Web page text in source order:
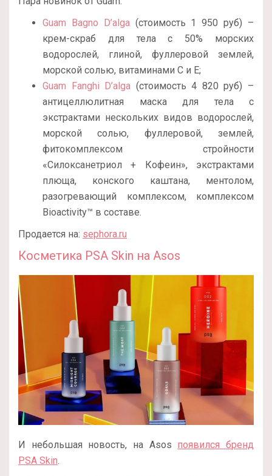
Guam Bagno D’alga (стоимость 1 950 руб) –
крем-скраб для тела с 50% морских
водорослей, глиной, фуллеровой землей,
морской солью, витаминами С и Е;
Guam Fanghi D’alga (стоимость 4 820 руб) –
антицеллюлитная маска для тела с
экстрактами нескольких видов водорослей,
морской солью, фуллеровой, землей,
фитокомплексом стройности
«Силоксанетриол + Кофеин», экстрактами
плюща, конского каштана, ментолом,
разогревающий комплексом, комплексом
Bioactivity™ в составе.
Продается на: sephora.ru
Косметика PSA Skin на Asos
И небольшая новость, на Asos появился бренд
PSA Skin.